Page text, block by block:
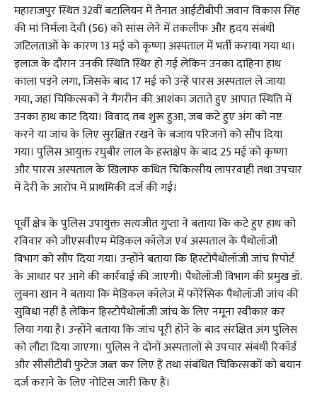
महाराजपुर स्थित 32वीं बटालियन में तैनात आईटीबीपी जवान विकास सिंह
की मां निर्मला देवी (56) को सांस लेने में तकलीफ और हृदय संबंधी
जटिलताओं के कारण 13 मई को कृष्णा अस्पताल में भर्ती कराया गया था।
इलाज के दौरान उनकी स्थिति स्थिर हो गई लेकिन उनका दाहिना हाथ
काला पड़ने लगा, जिसके बाद 17 मई को उन्हें पारस अस्पताल ले जाया
गया, जहां चिकित्सकों ने गैंगरीन की आशंका जताते हुए आपात स्थिति में
उनका हाथ काट दिया। विवाद तब शुरू हुआ, जब कटे हुए अंग को नष्ट
करने या जांच के लिए सुरक्षित रखने के बजाय परिजनों को सौंप दिया
गया। पुलिस आयुक्त रघुबीर लाल के हस्तक्षेप के बाद 25 मई को कृष्णा
और पारस अस्पताल के खिलाफ कथित चिकित्सीय लापरवाही तथा उपचार
में देरी के आरोप में प्राथमिकी दर्ज की गई।
पूर्वी क्षेत्र के पुलिस उपायुक्त सत्यजीत गुप्ता ने बताया कि कटे हुए हाथ को
रविवार को जीएसवीएम मेडिकल कॉलेज एवं अस्पताल के पैथोलॉजी
विभाग को सौंप दिया गया। उन्होंने बताया कि हिस्टोपैथोलॉजी जांच रिपोर्ट
के आधार पर आगे की कार्रवाई की जाएगी। पैथोलॉजी विभाग की प्रमुख डॉ.
लुबना खान ने बताया कि मेडिकल कॉलेज में फोरेंसिक पैथोलॉजी जांच की
सुविधा नहीं है लेकिन हिस्टोपैथोलॉजी जांच के लिए नमूना स्वीकार कर
लिया गया है। उन्होंने बताया कि जांच पूरी होने के बाद संरक्षित अंग पुलिस
को लौटा दिया जाएगा। पुलिस ने दोनों अस्पतालों से उपचार संबंधी रिकॉर्ड
और सीसीटीवी फुटेज जब्त कर लिए हैं तथा संबंधित चिकित्सकों को बयान
दर्ज कराने के लिए नोटिस जारी किए हैं।